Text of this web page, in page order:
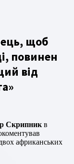
щоб
повинен
від
Скрипник в
африканських